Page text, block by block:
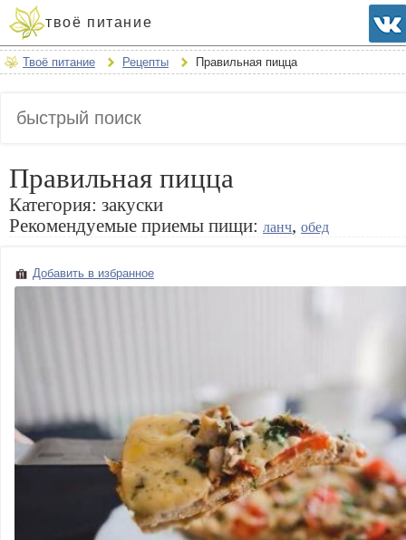
твоё питание
Твоё питание Рецепты Правильная пицца
Правильная пицца
Категория: закуски
Рекомендуемые приемы пищи: ланч, обед
Добавить в избранное